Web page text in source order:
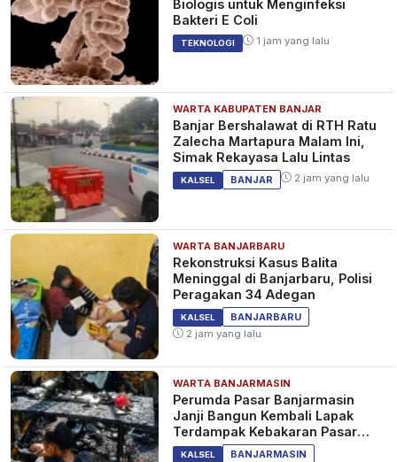
Biologis untuk Menginfeksi
Bakteri E Coli
TEKNOLOGI 1 jam yang lalu
WARTA KABUPATEN BANJAR
Banjar Bershalawat di RTH Ratu
Zalecha Martapura Malam Ini,
Simak Rekayasa Lalu Lintas
KALSEL BANJAR 2 jam yang lalu
WARTA BANJARBARU
Rekonstruksi Kasus Balita
Meninggal di Banjarbaru, Polisi
Peragakan 34 Adegan
KALSEL
BANJARBARU
2 jam yang lalu
WARTA BANJARMASIN
Perumda Pasar Banjarmasin
Janji Bangun Kembali Lapak
Terdampak Kebakaran Pasar
Teluk Dalam
KALSEL
BANJARMASIN